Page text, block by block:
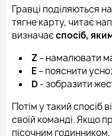
Гравці поділяються
тягне карту, читає
визначаєспосіб,
Z– намалювати
E– пояснити усно;
D- зобразити
Потім у такий спосіб
своїй команді. Якщо
пісочним